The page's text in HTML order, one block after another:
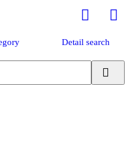
Detail search